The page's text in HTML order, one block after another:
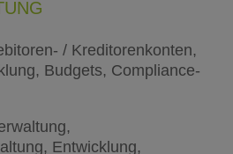
/ Kreditorenkonten,
Budgets, Compliance-
Entwicklung,